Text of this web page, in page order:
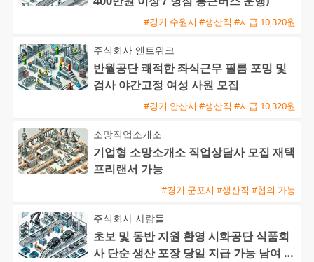
#경기 수원시 #생산직 #시급 10,320원
주식회사 앤트워크
반월공단 쾌적한 좌식근무 필름 포밍 및
검사 야간고정 여성 사원 모집
#경기 안산시 #생산직 #시급 10,320원
소망직업소개소
기업형 소망소개소 직업상담사 모집 재택
프리랜서 가능
#경기 군포시 #생산직 #협의 가능
주식회사 사람들
초보 및 동반 지원 환영 시화공단 식품회
사 단순 생산 포장 당일 지급 가능 남여 사